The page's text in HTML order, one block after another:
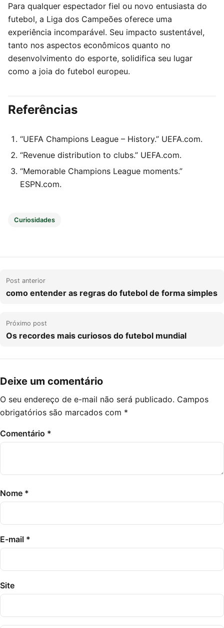
Para qualquer espectador fiel ou novo entusiasta do
futebol, a Liga dos Campeões oferece uma
experiência incomparável. Seu impacto sustentável,
tanto nos aspectos econômicos quanto no
desenvolvimento do esporte, solidifica seu lugar
como a joia do futebol europeu.
Referências
“UEFA Champions League – History.” UEFA.com.
“Revenue distribution to clubs.” UEFA.com.
“Memorable Champions League moments.”
ESPN.com.
Curiosidades
Post anterior
como entender as regras do futebol de forma simples
Próximo post
Os recordes mais curiosos do futebol mundial
Deixe um comentário
O seu endereço de e-mail não será publicado. Campos
obrigatórios são marcados com *
Comentário *
Nome *
E-mail *
Site